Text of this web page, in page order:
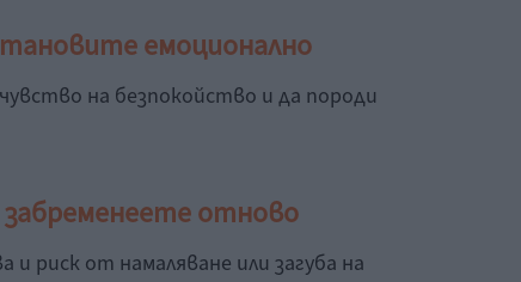
емоционално
на безпокойство и да породи
отново
риск от намаляване или загуба на